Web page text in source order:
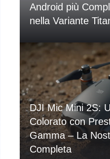
Android più
nella Variante
DJI Mic Mini 2S:
Colorato con
Gamma – La
Completa